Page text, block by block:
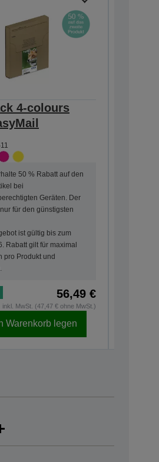
4-colours
50 % Rabatt auf den
bei
Geräten. Der
für den günstigsten
ist gültig bis zum
Rabatt gilt für maximal
pro Produkt und
56,49 €
inkl. MwSt. (47,47 € ohne MwSt.)
Warenkorb legen